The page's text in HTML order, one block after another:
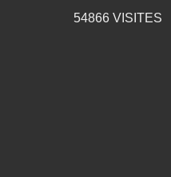
54866VISITES